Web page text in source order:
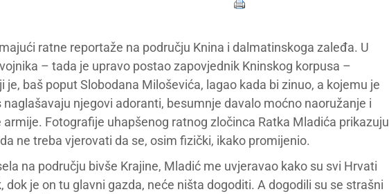
ratne reportaže na području Knina i dalmatinskoga zaleđa. U
– tada je upravo postao zapovjednik Kninskog korpusa –
baš poput Slobodana Miloševića, lagao kada bi zinuo, a kojemu je
njegovi adoranti, besumnje davalo moćno naoružanje i
Fotografije uhapšenog ratnog zločinca Ratka Mladića prikazuju
ne treba vjerovati da se, osim fizički, ikako promijenio.
na području bivše Krajine, Mladić me uvjeravao kako su svi Hrvati
dok je on tu glavni gazda, neće ništa dogoditi. A dogodili su se strašni